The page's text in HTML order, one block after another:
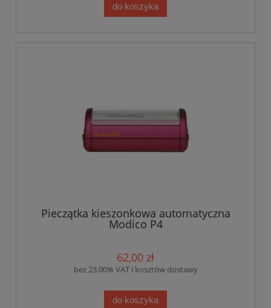
do koszyka
Pieczątka kieszonkowa automatyczna
Modico P4
62,00 zł
bez 23.00% VAT i kosztów dostawy
do koszyka